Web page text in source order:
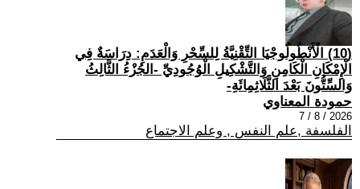
(10) الْأَنْطُولُوجْيَا التِّقْنِيَّةُ لِلسِّحْرِ وَالْعَدَمِ: دِرَاسَةٌ فِي
الْإِمْكَانِ الْكَامِنِ وَالتَّشْكِيلِ الْوُجُودِيِّ -الجُزْءُ الثَّالِثُ
وَالسِّتُّونَ بَعْدَ الثَّلَاثِمِائَةِ-
حمودة المعناوي
2026 / 8 / 7
الفلسفة ,علم النفس , وعلم الاجتماع